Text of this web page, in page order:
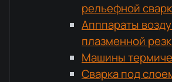
рельефной
Апппараты
плазменной
Машины
Сварка под